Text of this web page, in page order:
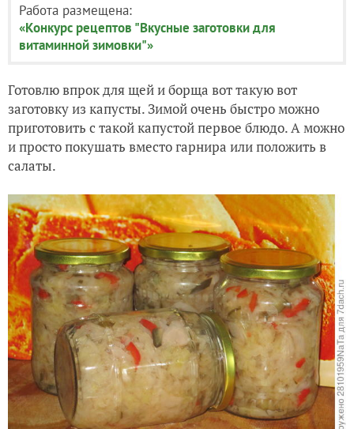
Работа размещена:
«Конкурс рецептов "Вкусные заготовки для
витаминной зимовки"»
Готовлю впрок для щей и борща вот такую вот
заготовку из капусты. Зимой очень быстро можно
приготовить с такой капустой первое блюдо. А можно
и просто покушать вместо гарнира или положить в
салаты.